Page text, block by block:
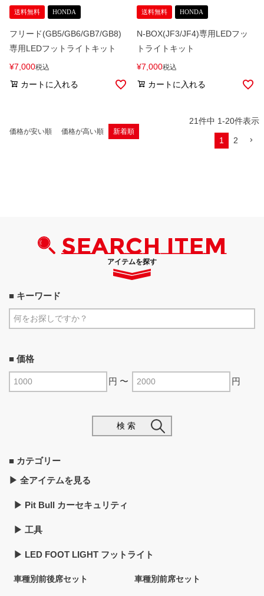
送料無料 HONDA
フリード(GB5/GB6/GB7/GB8)
専用LEDフットライトキット
¥7,000税込
カートに入れる
送料無料 HONDA
N-BOX(JF3/JF4)専用LEDフッ
トライトキット
¥7,000税込
カートに入れる
価格が安い順 価格が高い順 新着順
21件中 1-20件表示
1 2
SEARCH ITEM
アイテムを探す
■ キーワード
■ 価格
円 〜 円
検 索
■ カテゴリー
▶︎ 全アイテムを見る
▶︎ Pit Bull カーセキュリティ
▶︎ 工具
▶︎ LED FOOT LIGHT フットライト
車種別前後席セット 車種別前席セット